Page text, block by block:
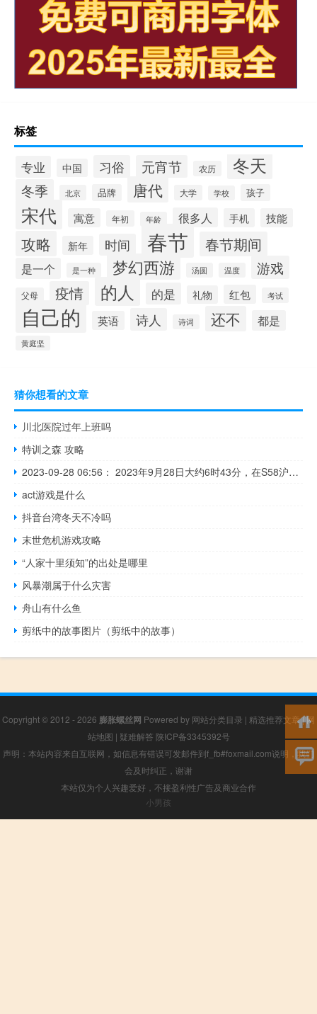
标签
专业 中国 习俗 元宵节 农历 冬天
冬季 北京 品牌 唐代 大学 学校 孩子
宋代 寓意 年初 年龄 很多人 手机 技能
攻略 新年 时间 春节 春节期间
是一个 是一种 梦幻西游 汤圆 温度 游戏
父母 疫情 的人 的是 礼物 红包 考试
自己的 英语 诗人 诗词 还不 都是
黄庭坚
猜你想看的文章
川北医院过年上班吗
特训之森 攻略
2023-09-28 06:56： 2023年9月28日大约6时43分，在S58沪常高速苏州段由上海往常州方向76K过天池山收费站2公里附近发生1起事故，现场车多缓行，事故正在处理中。 ​​​
act游戏是什么
抖音台湾冬天不冷吗
末世危机游戏攻略
“人家十里须知”的出处是哪里
风暴潮属于什么灾害
舟山有什么鱼
剪纸中的故事图片（剪纸中的故事）
Copyright © 2012 - 2026 膨胀螺丝网 Powered by 网站分类目录 | 精选推荐文章|网
站地图 | 疑难解答 陕ICP备3345392号
声明：本站内容来自互联网，如信息有错误可发邮件到f_fb#foxmail.com说明，我们
会及时纠正，谢谢
本站仅为个人兴趣爱好，不接盈利性广告及商业合作
小男孩